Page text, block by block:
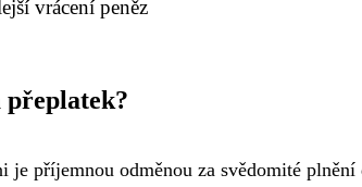
vrácení peněz
přeplatek?
je příjemnou odměnou za svědomité